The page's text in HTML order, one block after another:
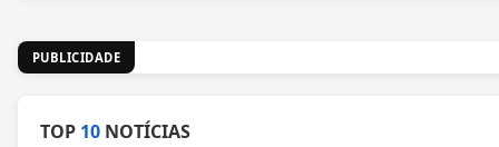
PUBLICIDADE
TOP 10 NOTÍCIAS